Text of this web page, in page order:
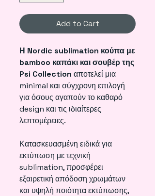
Add to Cart
Η Nordic sublimation κούπα με
bamboo καπάκι και σουβέρ της
Psi Collection αποτελεί μια
minimal και σύγχρονη επιλογή
για όσους αγαπούν το καθαρό
design και τις ιδιαίτερες
λεπτομέρειες.
Κατασκευασμένη ειδικά για
εκτύπωση με τεχνική
sublimation, προσφέρει
εξαιρετική απόδοση χρωμάτων
και υψηλή ποιότητα εκτύπωσης,